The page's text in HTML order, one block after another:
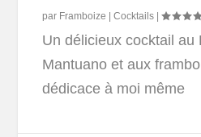
par Framboize |Cocktails |
Un délicieux cocktail au
Mantuano et aux
dédicace à moi même